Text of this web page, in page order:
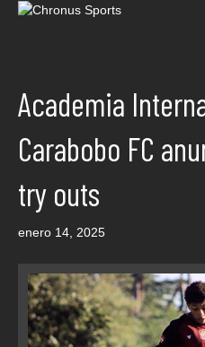
Academia
Carabobo FC
try outs
enero 14, 2025